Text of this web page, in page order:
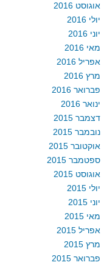
אוגוסט 2016
יולי 2016
יוני 2016
מאי 2016
אפריל 2016
מרץ 2016
פברואר 2016
ינואר 2016
דצמבר 2015
נובמבר 2015
אוקטובר 2015
ספטמבר 2015
אוגוסט 2015
יולי 2015
יוני 2015
מאי 2015
אפריל 2015
מרץ 2015
פברואר 2015